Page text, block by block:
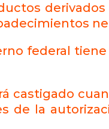
federal tiene
castigado
de la